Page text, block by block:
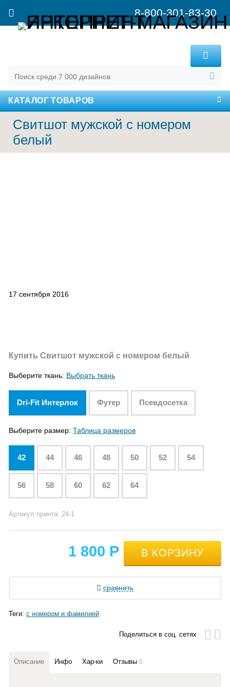
8-800-301-83-30
КАТАЛОГ ТОВАРОВ
Свитшот мужской с номером
белый
17 сентября 2016
Купить Свитшот мужской с номером белый
Выберите ткань: Выбрать ткань
Dri-Fit Интерлок Футер Псевдосетка
Выберите размер:Таблица размеров
42 44 46 48 50 52 54
56 58 60 62 64
Артикул принта: 24-1
1 800 Р
сравнить
Теги:с номером и фамилией
Поделиться в соц. сетях
Описание Инфо Хар-ки Отзывы0